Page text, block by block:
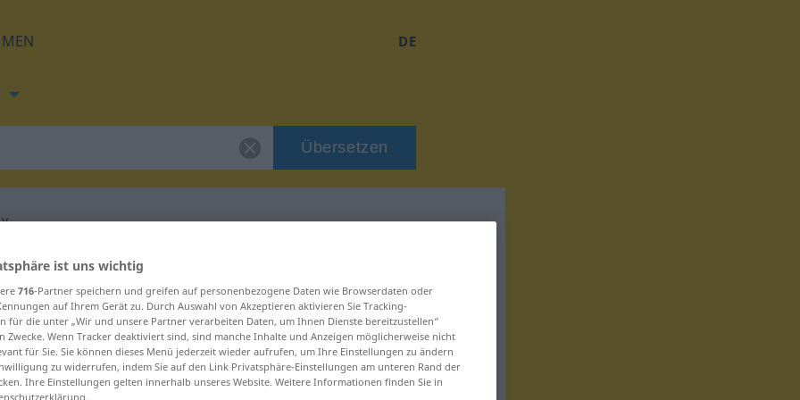
DE
Übersetzen
für "beztriedny"
ist uns wichtig
716-Partner speichern und greifen auf personenbezogene Daten wie Browserdaten oder
auf Ihrem Gerät zu. Durch Auswahl von Akzeptieren aktivieren Sie Tracking-
für die unter „Wir und unsere Partner verarbeiten Daten, um Ihnen Dienste bereitzustellen“
Zwecke. Wenn Tracker deaktiviert sind, sind manche Inhalte und Anzeigen möglicherweise nicht
für Sie. Sie können dieses Menü jederzeit wieder aufrufen, um Ihre Einstellungen zu ändern
zu widerrufen, indem Sie auf den Link Privatsphäre-Einstellungen am unteren Rand der
Ihre Einstellungen gelten innerhalb unseres Website. Weitere Informationen finden Sie in